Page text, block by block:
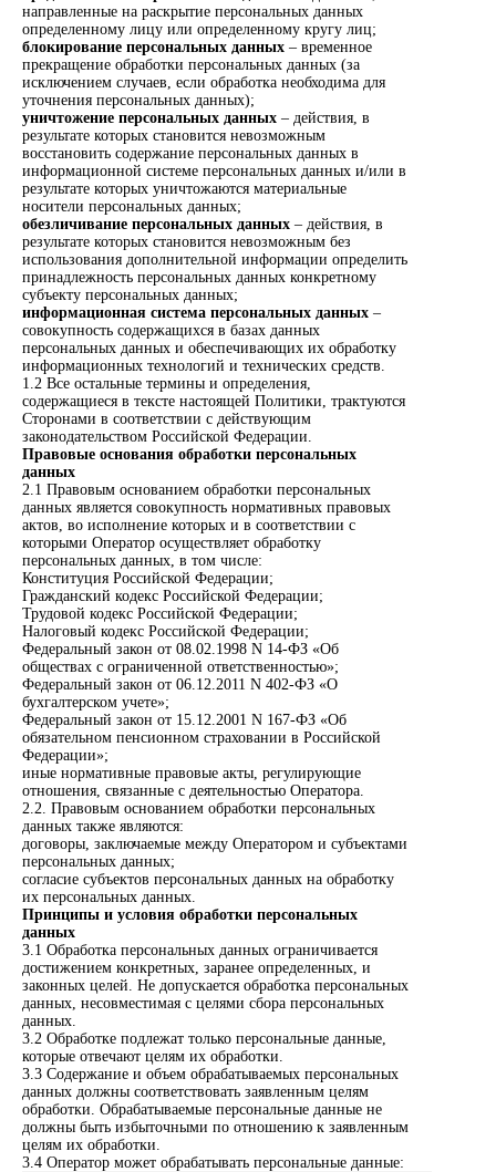
направленные на раскрытие персональных данных
определенному лицу или определенному кругу лиц;
блокирование персональных данных – временное
прекращение обработки персональных данных (за
исключением случаев, если обработка необходима для
уточнения персональных данных);
уничтожение персональных данных – действия, в
результате которых становится невозможным
восстановить содержание персональных данных в
информационной системе персональных данных и/или в
результате которых уничтожаются материальные
носители персональных данных;
обезличивание персональных данных – действия, в
результате которых становится невозможным без
использования дополнительной информации определить
принадлежность персональных данных конкретному
субъекту персональных данных;
информационная система персональных данных –
совокупность содержащихся в базах данных
персональных данных и обеспечивающих их обработку
информационных технологий и технических средств.
1.2 Все остальные термины и определения,
содержащиеся в тексте настоящей Политики, трактуются
Сторонами в соответствии с действующим
законодательством Российской Федерации.
Правовые основания обработки персональных
данных
2.1 Правовым основанием обработки персональных
данных является совокупность нормативных правовых
актов, во исполнение которых и в соответствии с
которыми Оператор осуществляет обработку
персональных данных, в том числе:
Конституция Российской Федерации;
Гражданский кодекс Российской Федерации;
Трудовой кодекс Российской Федерации;
Налоговый кодекс Российской Федерации;
Федеральный закон от 08.02.1998 N 14-ФЗ «Об
обществах с ограниченной ответственностью»;
Федеральный закон от 06.12.2011 N 402-ФЗ «О
бухгалтерском учете»;
Федеральный закон от 15.12.2001 N 167-ФЗ «Об
обязательном пенсионном страховании в Российской
Федерации»;
иные нормативные правовые акты, регулирующие
отношения, связанные с деятельностью Оператора.
2.2. Правовым основанием обработки персональных
данных также являются:
договоры, заключаемые между Оператором и субъектами
персональных данных;
согласие субъектов персональных данных на обработку
их персональных данных.
Принципы и условия обработки персональных
данных
3.1 Обработка персональных данных ограничивается
достижением конкретных, заранее определенных, и
законных целей. Не допускается обработка персональных
данных, несовместимая с целями сбора персональных
данных.
3.2 Обработке подлежат только персональные данные,
которые отвечают целям их обработки.
3.3 Содержание и объем обрабатываемых персональных
данных должны соответствовать заявленным целям
обработки. Обрабатываемые персональные данные не
должны быть избыточными по отношению к заявленным
целям их обработки.
3.4 Оператор может обрабатывать персональные данные: